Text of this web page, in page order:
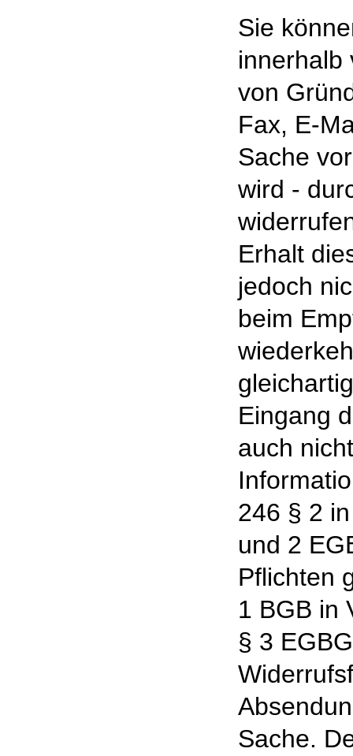
Sie
innerhalb
von
Fax, E-
Sache
wird -
Erhalt
jedoch
beim
Eingang
auch
246 § 2
und 2
Pflichten
1 BGB in
§ 3
Sache.